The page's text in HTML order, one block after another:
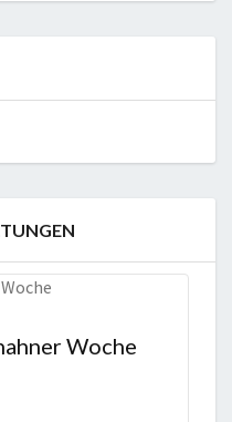
Woche